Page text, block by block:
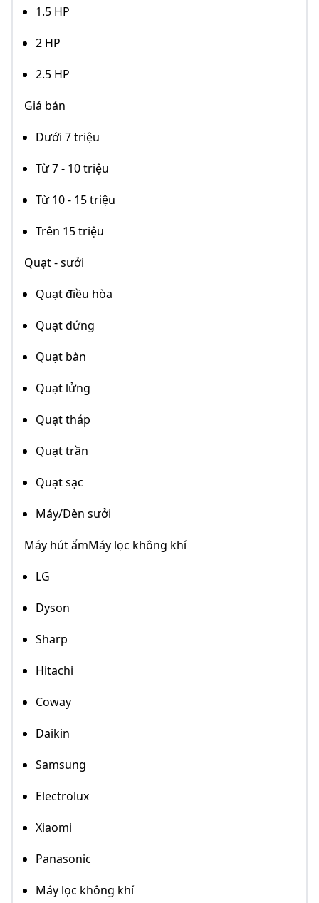
1.5 HP
2 HP
2.5 HP
Giá bán
Dưới 7 triệu
Từ 7 - 10 triệu
Từ 10 - 15 triệu
Trên 15 triệu
Quạt - sưởi
Quạt điều hòa
Quạt đứng
Quạt bàn
Quạt lửng
Quạt tháp
Quạt trần
Quạt sạc
Máy/Đèn sưởi
Máy hút ẩmMáy lọc không khí
LG
Dyson
Sharp
Hitachi
Coway
Daikin
Samsung
Electrolux
Xiaomi
Panasonic
Máy lọc không khí